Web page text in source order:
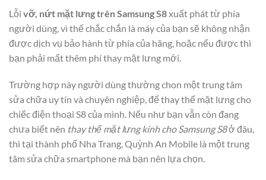
Lỗi vỡ, nứt mặt lưng trên Samsung S8xuất phát từ phía
người dùng, vì thế chắc chắn là máy của bạn sẽ không nhận
được dịch vụ bảo hành từ phía của hãng, hoặc nếu được thì
bạn phải mất thêm phí thay mặt lưng mới.
Trường hợp này người dùng thường chon một trung tâm
sửa chữa uy tín và chuyên nghiệp, để thay thế mặt lưng cho
chiếc điện thoại S8 của mình. Nếu như bạn vẫn còn đang
chưa biết nên thay thế mặt lưng kính cho Samsung S8ở đâu,
thì tại thành phố Nha Trang, Quỳnh An Mobile là một trung
tâm sửa chữa smartphone mà bạn nên lựa chọn.